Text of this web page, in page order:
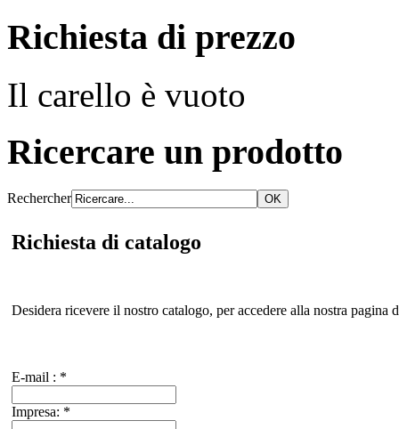
Richiesta di prezzo
Il carello è vuoto
Ricercare un prodotto
Rechercher
Richiesta di catalogo
Desidera ricevere il nostro catalogo, per accedere alla nostra
E-mail : *
Impresa: *